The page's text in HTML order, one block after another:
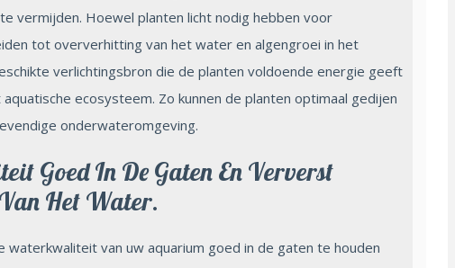
vermijden. Hoewel planten licht nodig hebben voor
tot oververhitting van het water en algengroei in het
verlichtingsbron die de planten voldoende energie geeft
ecosysteem. Zo kunnen de planten optimaal gedijen
onderwateromgeving.
Goed In De Gaten En Ververst
Het Water.
waterkwaliteit van uw aquarium goed in de gaten te houden